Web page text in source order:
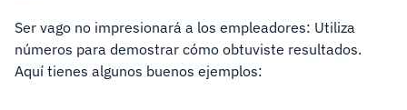
Ser vago no impresionará a los empleadores: Utiliza
números para demostrar cómo obtuviste resultados.
Aquí tienes algunos buenos ejemplos: